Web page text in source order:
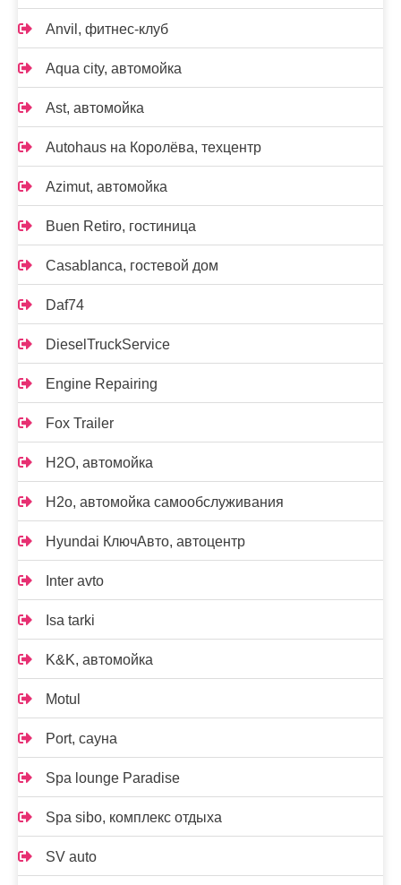
Anvil, фитнес-клуб
Aqua city, автомойка
Ast, автомойка
Autohaus на Королёва, техцентр
Azimut, автомойка
Buen Retiro, гостиница
Casablanca, гостевой дом
Daf74
DieselTruckService
Engine Repairing
Fox Trailer
H2O, автомойка
H2o, автомойка самообслуживания
Hyundai КлючАвто, автоцентр
Inter avto
Isa tarki
K&K, автомойка
Motul
Port, сауна
Spa lounge Paradise
Spa sibo, комплекс отдыха
SV auto